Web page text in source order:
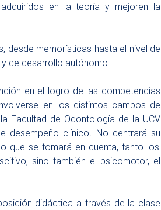
en la teoría y mejoren la
desde memorísticas hasta el nivel de
de desarrollo autónomo.
en el logro de las competencias
en los distintos campos de
Facultad de Odontología de la UCV
desempeño clínico. No centrará su
que se tomará en cuenta, tanto los
sino también el psicomotor, el
didáctica a través de la clase